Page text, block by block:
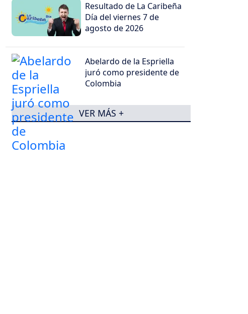
Resultado de La Caribeña
Día del viernes 7 de
agosto de 2026
Abelardo de la Espriella
juró como presidente de
Colombia
VER MÁS +